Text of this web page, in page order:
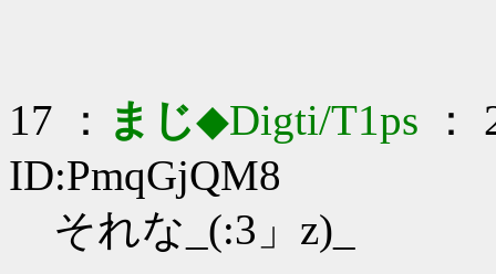
17 ： まじ◆Digti/T1ps ：
ID:PmqGjQM8
それな_(:3」z)_